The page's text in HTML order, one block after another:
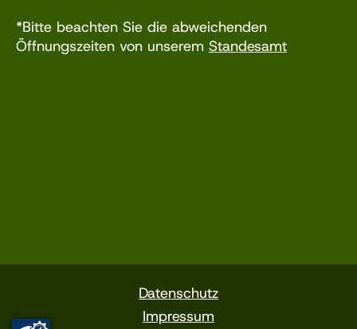
*Bitte beachten Sie die abweichenden
Öffnungszeiten von unserem Standesamt
Datenschutz
Impressum